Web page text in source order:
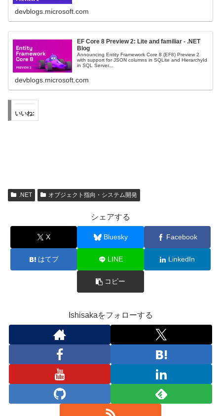
devblogs.microsoft.com
EF Core 8 Preview 2: Lite and familiar - .NET
Blog
Announcing Entity Framework Core 8 (EF8) Preview 2
with support for JSON columns in SQLite and HierarchyId
in SQL Server...
devblogs.microsoft.com
いいね:
.NET オブジェクト指向・システム開発
シェアする
X Bluesky Facebook
はてブ LINE LinkedIn
コピー
Ishisakaをフォローする